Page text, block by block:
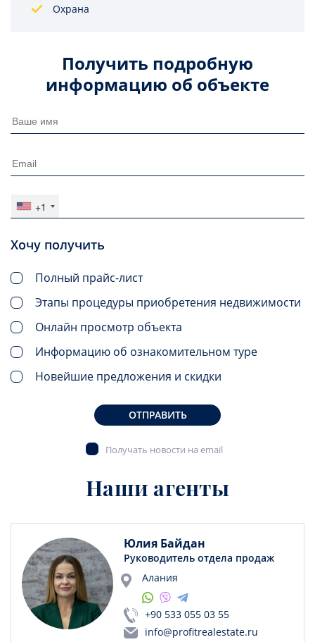
Охрана
Получить подробную
информацию об объекте
+1
Хочу получить
Полный прайс-лист
Этапы процедуры приобретения недвижимости
Онлайн просмотр объекта
Информацию об ознакомительном туре
Новейшие предложения и скидки
ОТПРАВИТЬ
Получать новости на email
Наши агенты
Юлия Байдан
Руководитель отдела продаж
Алания
+90 533 055 03 55
info@profitrealestate.ru